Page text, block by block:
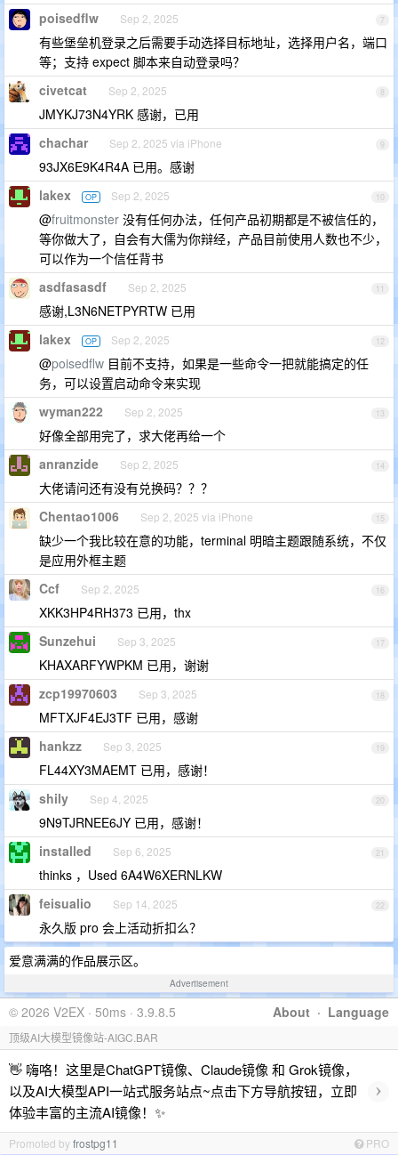
7
poisedflw Sep 2, 2025
有些堡垒机登录之后需要手动选择目标地址，选择用户名，端口
等；支持 expect 脚本来自动登录吗？
8
civetcat Sep 2, 2025
JMYKJ73N4YRK 感谢，已用
9
chachar Sep 2, 2025 via iPhone
93JX6E9K4R4A 已用。感谢
10
lakex OP Sep 2, 2025
@fruitmonster 没有任何办法，任何产品初期都是不被信任的，
等你做大了，自会有大儒为你辩经，产品目前使用人数也不少，
可以作为一个信任背书
11
asdfasasdf Sep 2, 2025
感谢,L3N6NETPYRTW 已用
12
lakex OP Sep 2, 2025
@poisedflw 目前不支持，如果是一些命令一把就能搞定的任
务，可以设置启动命令来实现
13
wyman222 Sep 2, 2025
好像全部用完了，求大佬再给一个
14
anranzide Sep 2, 2025
大佬请问还有没有兑换码？？？
15
Chentao1006 Sep 2, 2025 via iPhone
缺少一个我比较在意的功能，terminal 明暗主题跟随系统，不仅
是应用外框主题
16
Ccf Sep 2, 2025
XKK3HP4RH373 已用，thx
17
Sunzehui Sep 3, 2025
KHAXARFYWPKM 已用，谢谢
18
zcp19970603 Sep 3, 2025
MFTXJF4EJ3TF 已用，感谢
19
hankzz Sep 3, 2025
FL44XY3MAEMT 已用，感谢！
20
shily Sep 4, 2025
9N9TJRNEE6JY 已用，感谢！
21
installed Sep 6, 2025
thinks ，Used 6A4W6XERNLKW
22
feisualio Sep 14, 2025
永久版 pro 会上活动折扣么？
爱意满满的作品展示区。
Advertisement
About · Language
© 2026 V2EX · 50ms · 3.9.8.5
顶级AI大模型镜像站-AIGC.BAR
👋 嗨咯！这里是ChatGPT镜像、Claude镜像 和 Grok镜像，
以及AI大模型API一站式服务站点~点击下方导航按钮，立即
体验丰富的主流AI镜像！✨
›
Promoted byfrostpg11 PRO